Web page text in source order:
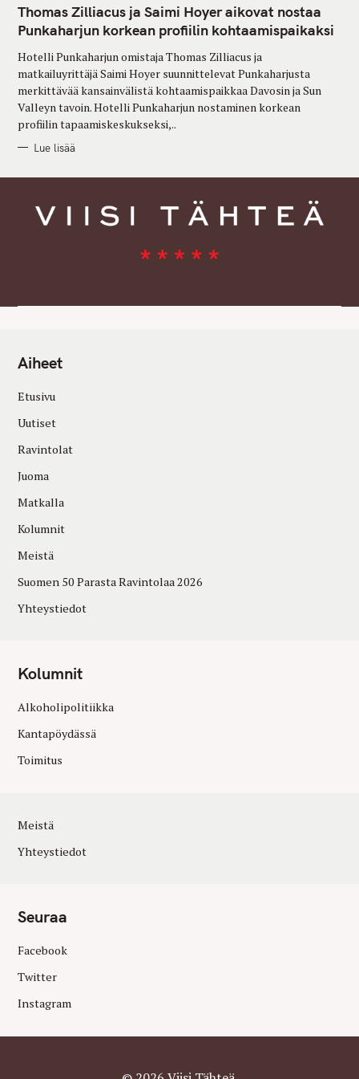
T
E
G
O
I
E
S
Thomas Zilliacus ja Saimi Hoyer aikovat nostaa
Punkaharjun korkean profiilin kohtaamispaikaksi
Hotelli Punkaharjun omistaja Thomas Zilliacus ja
matkailuyrittäjä Saimi Hoyer suunnittelevat Punkaharjusta
merkittävää kansainvälistä kohtaamispaikkaa Davosin ja Sun
Valleyn tavoin. Hotelli Punkaharjun nostaminen korkean
profiilin tapaamiskeskukseksi,..
Lue lisää
Aiheet
Etusivu
Uutiset
Ravintolat
Juoma
Matkalla
Kolumnit
Meistä
Suomen 50 Parasta Ravintolaa 2026
Yhteystiedot
Kolumnit
Alkoholipolitiikka
Kantapöydässä
Toimitus
Meistä
Yhteystiedot
Seuraa
Facebook
Twitter
Instagram